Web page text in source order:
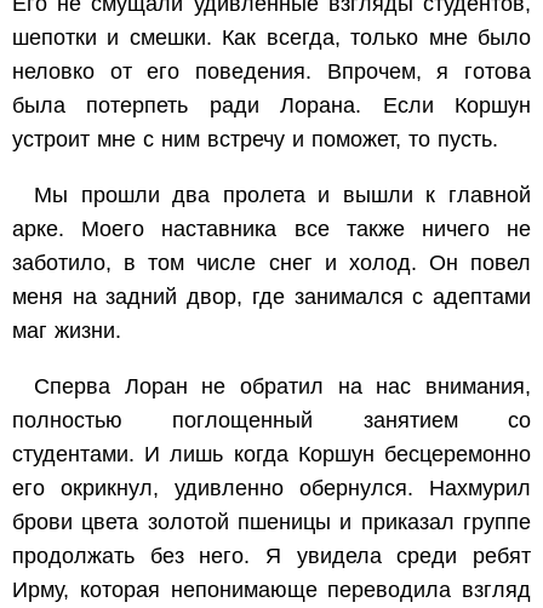
шепотки и смешки. Как всегда, только мне было
неловко от его поведения. Впрочем, я готова
была потерпеть ради Лорана. Если Коршун
устроит мне с ним встречу и поможет, то пусть.
Мы прошли два пролета и вышли к главной
арке. Моего наставника все также ничего не
заботило, в том числе снег и холод. Он повел
меня на задний двор, где занимался с адептами
маг жизни.
Сперва Лоран не обратил на нас внимания,
полностью поглощенный занятием со
студентами. И лишь когда Коршун бесцеремонно
его окрикнул, удивленно обернулся. Нахмурил
брови цвета золотой пшеницы и приказал группе
продолжать без него. Я увидела среди ребят
Ирму, которая непонимающе переводила взгляд